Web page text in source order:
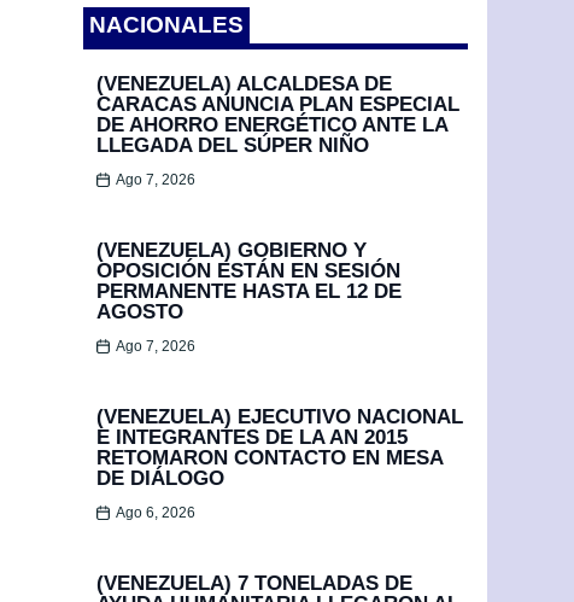
NACIONALES
(VENEZUELA) ALCALDESA DE
CARACAS ANUNCIA PLAN ESPECIAL
DE AHORRO ENERGÉTICO ANTE LA
LLEGADA DEL SÚPER NIÑO
Ago 7, 2026
(VENEZUELA) GOBIERNO Y
OPOSICIÓN ESTÁN EN SESIÓN
PERMANENTE HASTA EL 12 DE
AGOSTO
Ago 7, 2026
(VENEZUELA) EJECUTIVO NACIONAL
E INTEGRANTES DE LA AN 2015
RETOMARON CONTACTO EN MESA
DE DIÁLOGO
Ago 6, 2026
(VENEZUELA) 7 TONELADAS DE